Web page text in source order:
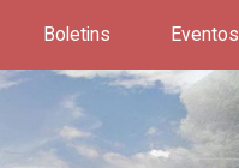
Boletins Eventos